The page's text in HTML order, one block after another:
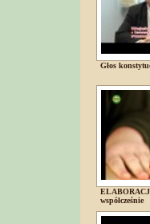
Głos
współcześnie